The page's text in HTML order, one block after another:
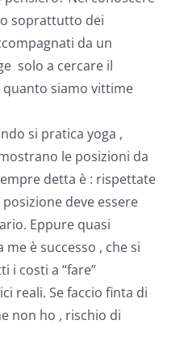
soprattutto dei
da un
solo a cercare il
siamo vittime
si pratica yoga ,
le posizioni da
detta è : rispettate
deve essere
Eppure quasi
è successo , che si
i costi a “fare”
reali. Se faccio finta di
non ho , rischio di